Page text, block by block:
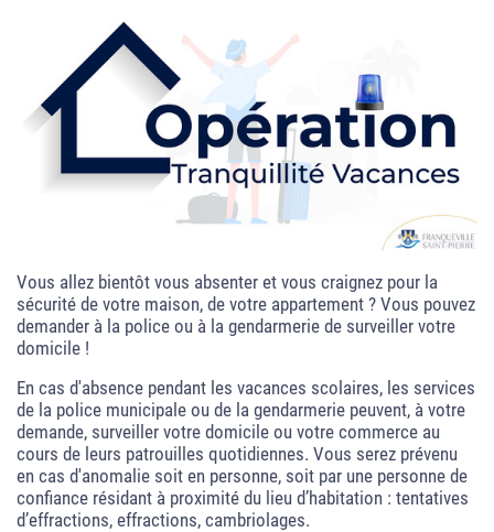
Vous allez bientôt vous absenter et vous craignez pour la
sécurité de votre maison, de votre appartement ? Vous pouvez
demander à la police ou à la gendarmerie de surveiller votre
domicile !
En cas d'absence pendant les vacances scolaires, les services
de la police municipale ou de la gendarmerie peuvent, à votre
demande, surveiller votre domicile ou votre commerce au
cours de leurs patrouilles quotidiennes. Vous serez prévenu
en cas d'anomalie soit en personne, soit par une personne de
confiance résidant à proximité du lieu d’habitation : tentatives
d’effractions, effractions, cambriolages.